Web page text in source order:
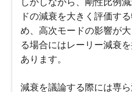
しかしながら、剛性比例
ドの減衰を大きく評価す
め、高次モードの影響が
る場合にはレーリー減衰
あります。
減衰を議論する際には専